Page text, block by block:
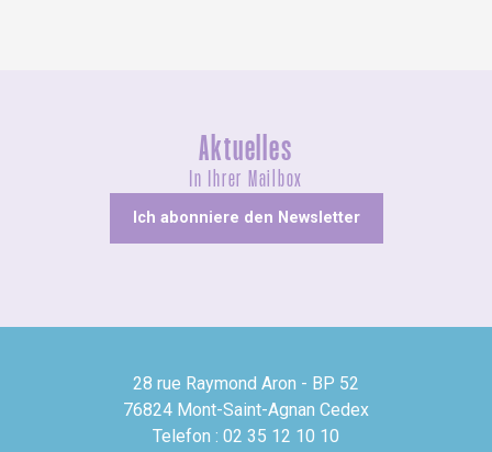
Aktuelles
In Ihrer Mailbox
Ich abonniere den Newsletter
28 rue Raymond Aron - BP 52
76824 Mont-Saint-Agnan Cedex
Telefon : 02 35 12 10 10